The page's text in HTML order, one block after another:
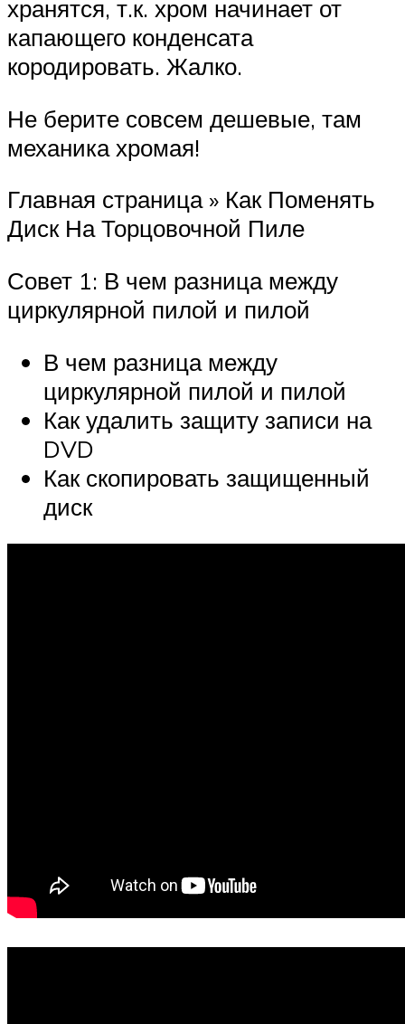
хранятся, т.к. хром начинает от
капающего конденсата
кородировать. Жалко.
Не берите совсем дешевые, там
механика хромая!
Главная страница » Как Поменять
Диск На Торцовочной Пиле
Совет 1: В чем разница между
циркулярной пилой и пилой
В чем разница между
циркулярной пилой и пилой
Как удалить защиту записи на
DVD
Как скопировать защищенный
диск